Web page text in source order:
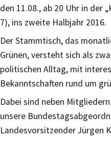
den 11.08., ab 20 Uhr in der
7), ins zweite Halbjahr 2016.
Der Stammtisch, das
Grünen, versteht sich als
politischen Alltag, mit
Bekanntschaften rund um
Dabei sind neben
unsere
Landesvorsitzender Jürgen